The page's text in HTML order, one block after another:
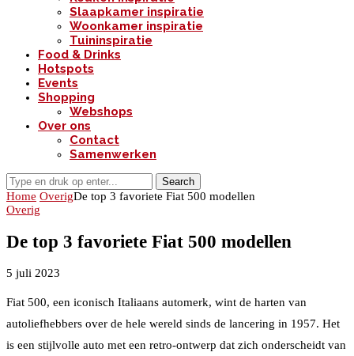
Slaapkamer inspiratie
Woonkamer inspiratie
Tuininspiratie
Food & Drinks
Hotspots
Events
Shopping
Webshops
Over ons
Contact
Samenwerken
Search
Home OverigDe top 3 favoriete Fiat 500 modellen
Overig
De top 3 favoriete Fiat 500 modellen
5 juli 2023
Fiat 500, een iconisch Italiaans automerk, wint de harten van
autoliefhebbers over de hele wereld sinds de lancering in 1957. Het
is een stijlvolle auto met een retro-ontwerp dat zich onderscheidt van